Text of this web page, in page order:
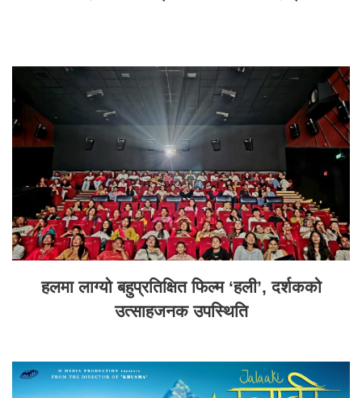
हलमा लाग्यो बहुप्रतिक्षित फिल्म ‘हली’, दर्शकको
उत्साहजनक उपस्थिति